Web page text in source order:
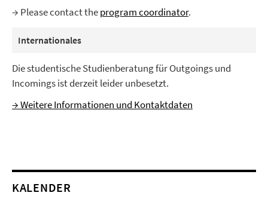
→ Please contact theprogram coordinator.
Internationales
Die studentische Studienberatung für Outgoings und
Incomings ist derzeit leider unbesetzt.
→ Weitere Informationen und Kontaktdaten
KALENDER